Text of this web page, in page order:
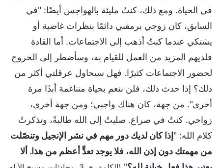
في الحياة. ومع ذلك، كنتُ مليئة بالهواجس أيضًا: "في
السابق، كان زوجي يرمقني دائمًا بنظرات غاضبة أو
يشتكي عندما كنتُ أذهب إلى الاجتماعات. أما القادة
فلديهم المزيد من العمل للقيام به، وسأضطر إلى الخروج
لحضور الاجتماعات كثيرًا. فهل سيحاول عرقلتي أكثر من
ذلك؟ إذا حدث ذلك، فلن ننعم بحياة متناغمة أبدًا مرة
أخرى". من جهة، كان هناك واجبي؛ ومن جهة أخرى،
زواجي. كنتُ في صراع. صليتُ إلى الله طالبةً، وتذكرتُ
كلام الله: "إذا كان لديك دور مهم في نشر الإنجيل وتنصّلت
من مهمتك دون إذن الله، فلا يوجد تعدٍّ أعظم من هذا. ألا